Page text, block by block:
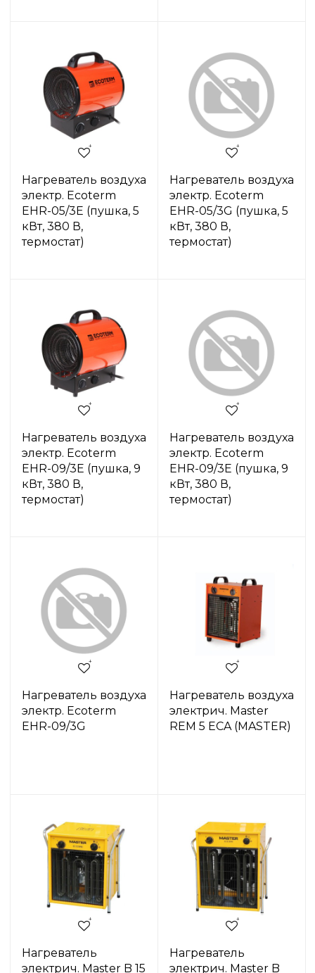
Нагреватель воздуха
электр. Ecoterm
EHR-05/3E (пушка, 5
кВт, 380 В,
термостат)
Нагреватель воздуха
электр. Ecoterm
EHR-05/3G (пушка, 5
кВт, 380 В,
термостат)
Нагреватель воздуха
электр. Ecoterm
EHR-09/3E (пушка, 9
кВт, 380 В,
термостат)
Нагреватель воздуха
электр. Ecoterm
EHR-09/3E (пушка, 9
кВт, 380 В,
термостат)
Нагреватель воздуха
электр. Ecoterm
EHR-09/3G
Нагреватель воздуха
электрич. Master
REM 5 ECA (MASTER)
Нагреватель
электрич. Master B 15
Нагреватель
электрич. Master B